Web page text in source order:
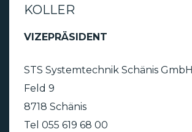
KOLLER
VIZEPRÄSIDENT
STS Systemtechnik Schänis GmbH
Feld 9
8718 Schänis
Tel 055 619 68 00